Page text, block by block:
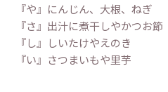
『や』にんじん、大根、ねぎ
『さ』出汁に煮干しやかつお節
『し』しいたけやえのき
『い』さつまいもや里芋